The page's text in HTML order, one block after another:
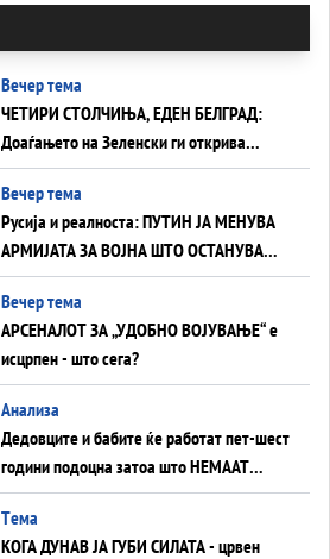
Вечер тема
ЧЕТИРИ СТОЛЧИЊА, ЕДЕН БЕЛГРАД:
Доаѓањето на Зеленски ги открива
тајните на политиката на балансирање
на Вучиќ
Вечер тема
Русија и реалноста: ПУТИН ЈА МЕНУВА
АРМИЈАТА ЗА ВОЈНА ШТО ОСТАНУВА
БЕЗ ФРОНТ
Вечер тема
АРСЕНАЛОТ ЗА „УДОБНО ВОЈУВАЊЕ“ е
исцрпен - што сега?
Анализа
Дедовците и бабите ќе работат пет-шест
години подоцна затоа што НЕМААТ
ВНУЦИ ДА ГИ ЗАМЕНАТ
Tема
КОГА ДУНАВ ЈА ГУБИ СИЛАТА - црвен